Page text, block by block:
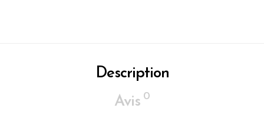
Description
Avis 0